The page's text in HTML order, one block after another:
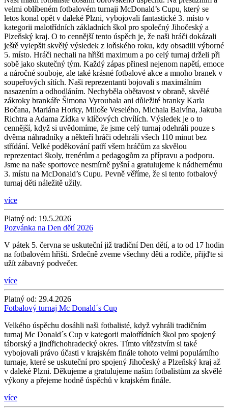
velmi oblíbeném fotbalovém turnaji McDonald’s Cupu, který se
letos konal opět v daleké Plzni, vybojovali fantastické 3. místo v
kategorii malotřídních základních škol pro společný Jihočeský a
Plzeňský kraj. O to cennější tento úspěch je, že naši hráči dokázali
ještě vylepšit skvělý výsledek z loňského roku, kdy obsadili výborné
5. místo. Hráči nechali na hřišti maximum a po celý turnaj drželi při
sobě jako skutečný tým. Každý zápas přinesl nejenom napětí, emoce
a náročné souboje, ale také krásné fotbalové akce a mnoho branek v
soupeřových sítích. Naši reprezentanti bojovali s maximálním
nasazením a odhodláním. Nechyběla obětavost v obraně, skvělé
zákroky brankáře Šimona Vyroubala ani důležité branky Karla
Bočana, Mariána Horky, Miloše Veselého, Michala Balvína, Jakuba
Richtra a Adama Zídka v klíčových chvílích. Výsledek je o to
cennější, když si uvědomíme, že jsme celý turnaj odehráli pouze s
dvěma náhradníky a někteří hráči odehráli všech 110 minut bez
střídání. Velké poděkování patří všem hráčům za skvělou
reprezentaci školy, trenérům a pedagogům za přípravu a podporu.
Jsme na naše sportovce nesmírně pyšní a gratulujeme k nádhernému
3. místu na McDonald’s Cupu. Pevně věříme, že si tento fotbalový
turnaj děti náležitě užily.
více
Platný od: 19.5.2026
Pozvánka na Den dětí 2026
V pátek 5. června se uskuteční již tradiční Den dětí, a to od 17 hodin
na fotbalovém hřišti. Srdečně zveme všechny děti a rodiče, přijďte si
užít zábavný podvečer.
více
Platný od: 29.4.2026
Fotbalový turnaj Mc Donald´s Cup
Velkého úspěchu dosáhli naši fotbalisté, když vyhráli tradičním
turnaj Mc Donald´s Cup v kategorii malotřídních škol pro spojený
táborský a jindřichohradecký okres. Tímto vítězstvím si také
vybojovali právo účasti v krajském finále tohoto velmi populárního
turnaje, které se uskuteční pro spojený Jihočeský a Plzeňský kraj až
v daleké Plzni. Děkujeme a gratulujeme našim fotbalistům za skvělé
výkony a přejeme hodně úspěchů v krajském finále.
více